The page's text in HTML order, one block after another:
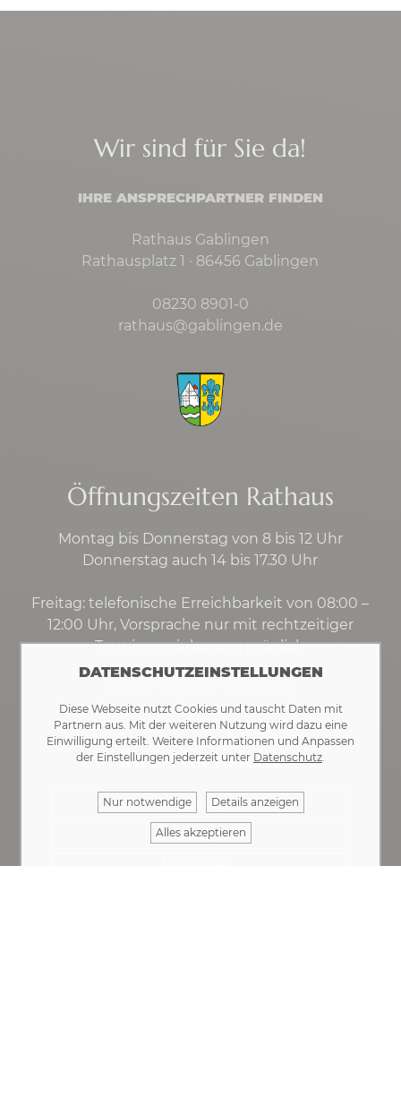
Wir sind für Sie da!
IHRE ANSPRECHPARTNER FINDEN
Rathaus Gablingen
Rathausplatz 1 · 86456 Gablingen
08230 8901-0
rathaus@gablingen.de
Öffnungszeiten Rathaus
Montag bis Donnerstag von 8 bis 12 Uhr
Donnerstag auch 14 bis 17.30 Uhr
Freitag: telefonische Erreichbarkeit von 08:00 –
12:00 Uhr, Vorsprache nur mit rechtzeitiger
Terminvereinbarung möglich
Ihre Nachricht
DATENSCHUTZEINSTELLUNGEN
Diese Webseite nutzt Cookies und tauscht Daten mit
Partnern aus. Mit der weiteren Nutzung wird dazu eine
Einwilligung erteilt. Weitere Informationen und Anpassen
der Einstellungen jederzeit unter Datenschutz.
Nur notwendige Details anzeigen
Alles akzeptieren